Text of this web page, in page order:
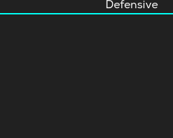
Defensive